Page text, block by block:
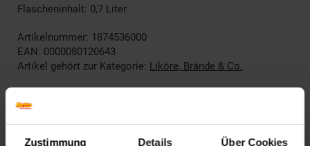
Zustimmung Details Über Cookies
Flascheninhalt: 0,7 Liter
Artikelnummer: 1874536000
EAN: 0000080120643
Artikel gehört zur Kategorie: Liköre, Brände & Co.